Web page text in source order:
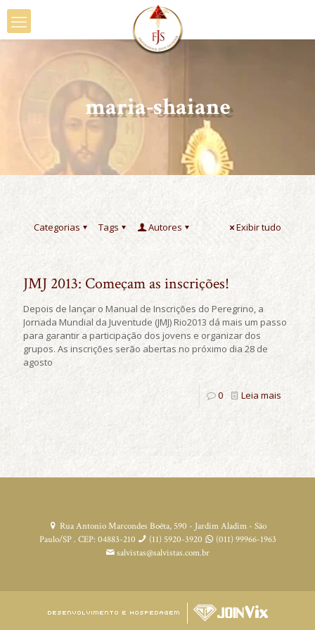
maria-shaiane
Categorias Tags Autores Exibir tudo
JMJ 2013: Começam as inscrições!
Depois de lançar o Manual de Inscrições do Peregrino, a
Jornada Mundial da Juventude (JMJ) Rio2013 dá mais um passo
para garantir a participação dos jovens e organizar dos
grupos. As inscrições serão abertas no próximo dia 28 de
agosto
0 Leia mais
Rua Antonio Marcondes Boêta, 590 - Jardim Aladim - São
Paulo/SP . CEP: 04883-210
(11) 5920-3920
(011) 99966-1963
salvistas@salvistas.com.br